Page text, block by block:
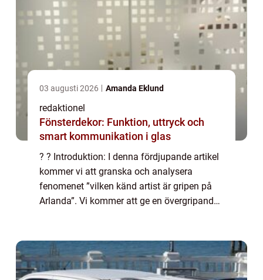
03 augusti 2026 Amanda Eklund
redaktionel
Fönsterdekor: Funktion, uttryck och
smart kommunikation i glas
? ? Introduktion: I denna fördjupande artikel
kommer vi att granska och analysera
fenomenet ”vilken känd artist är gripen på
Arlanda”. Vi kommer att ge en övergripande